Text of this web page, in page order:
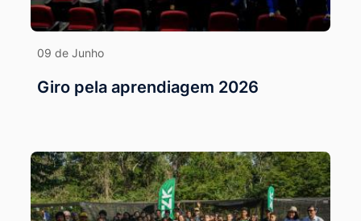
09 de Junho
Giro pela aprendiagem 2026